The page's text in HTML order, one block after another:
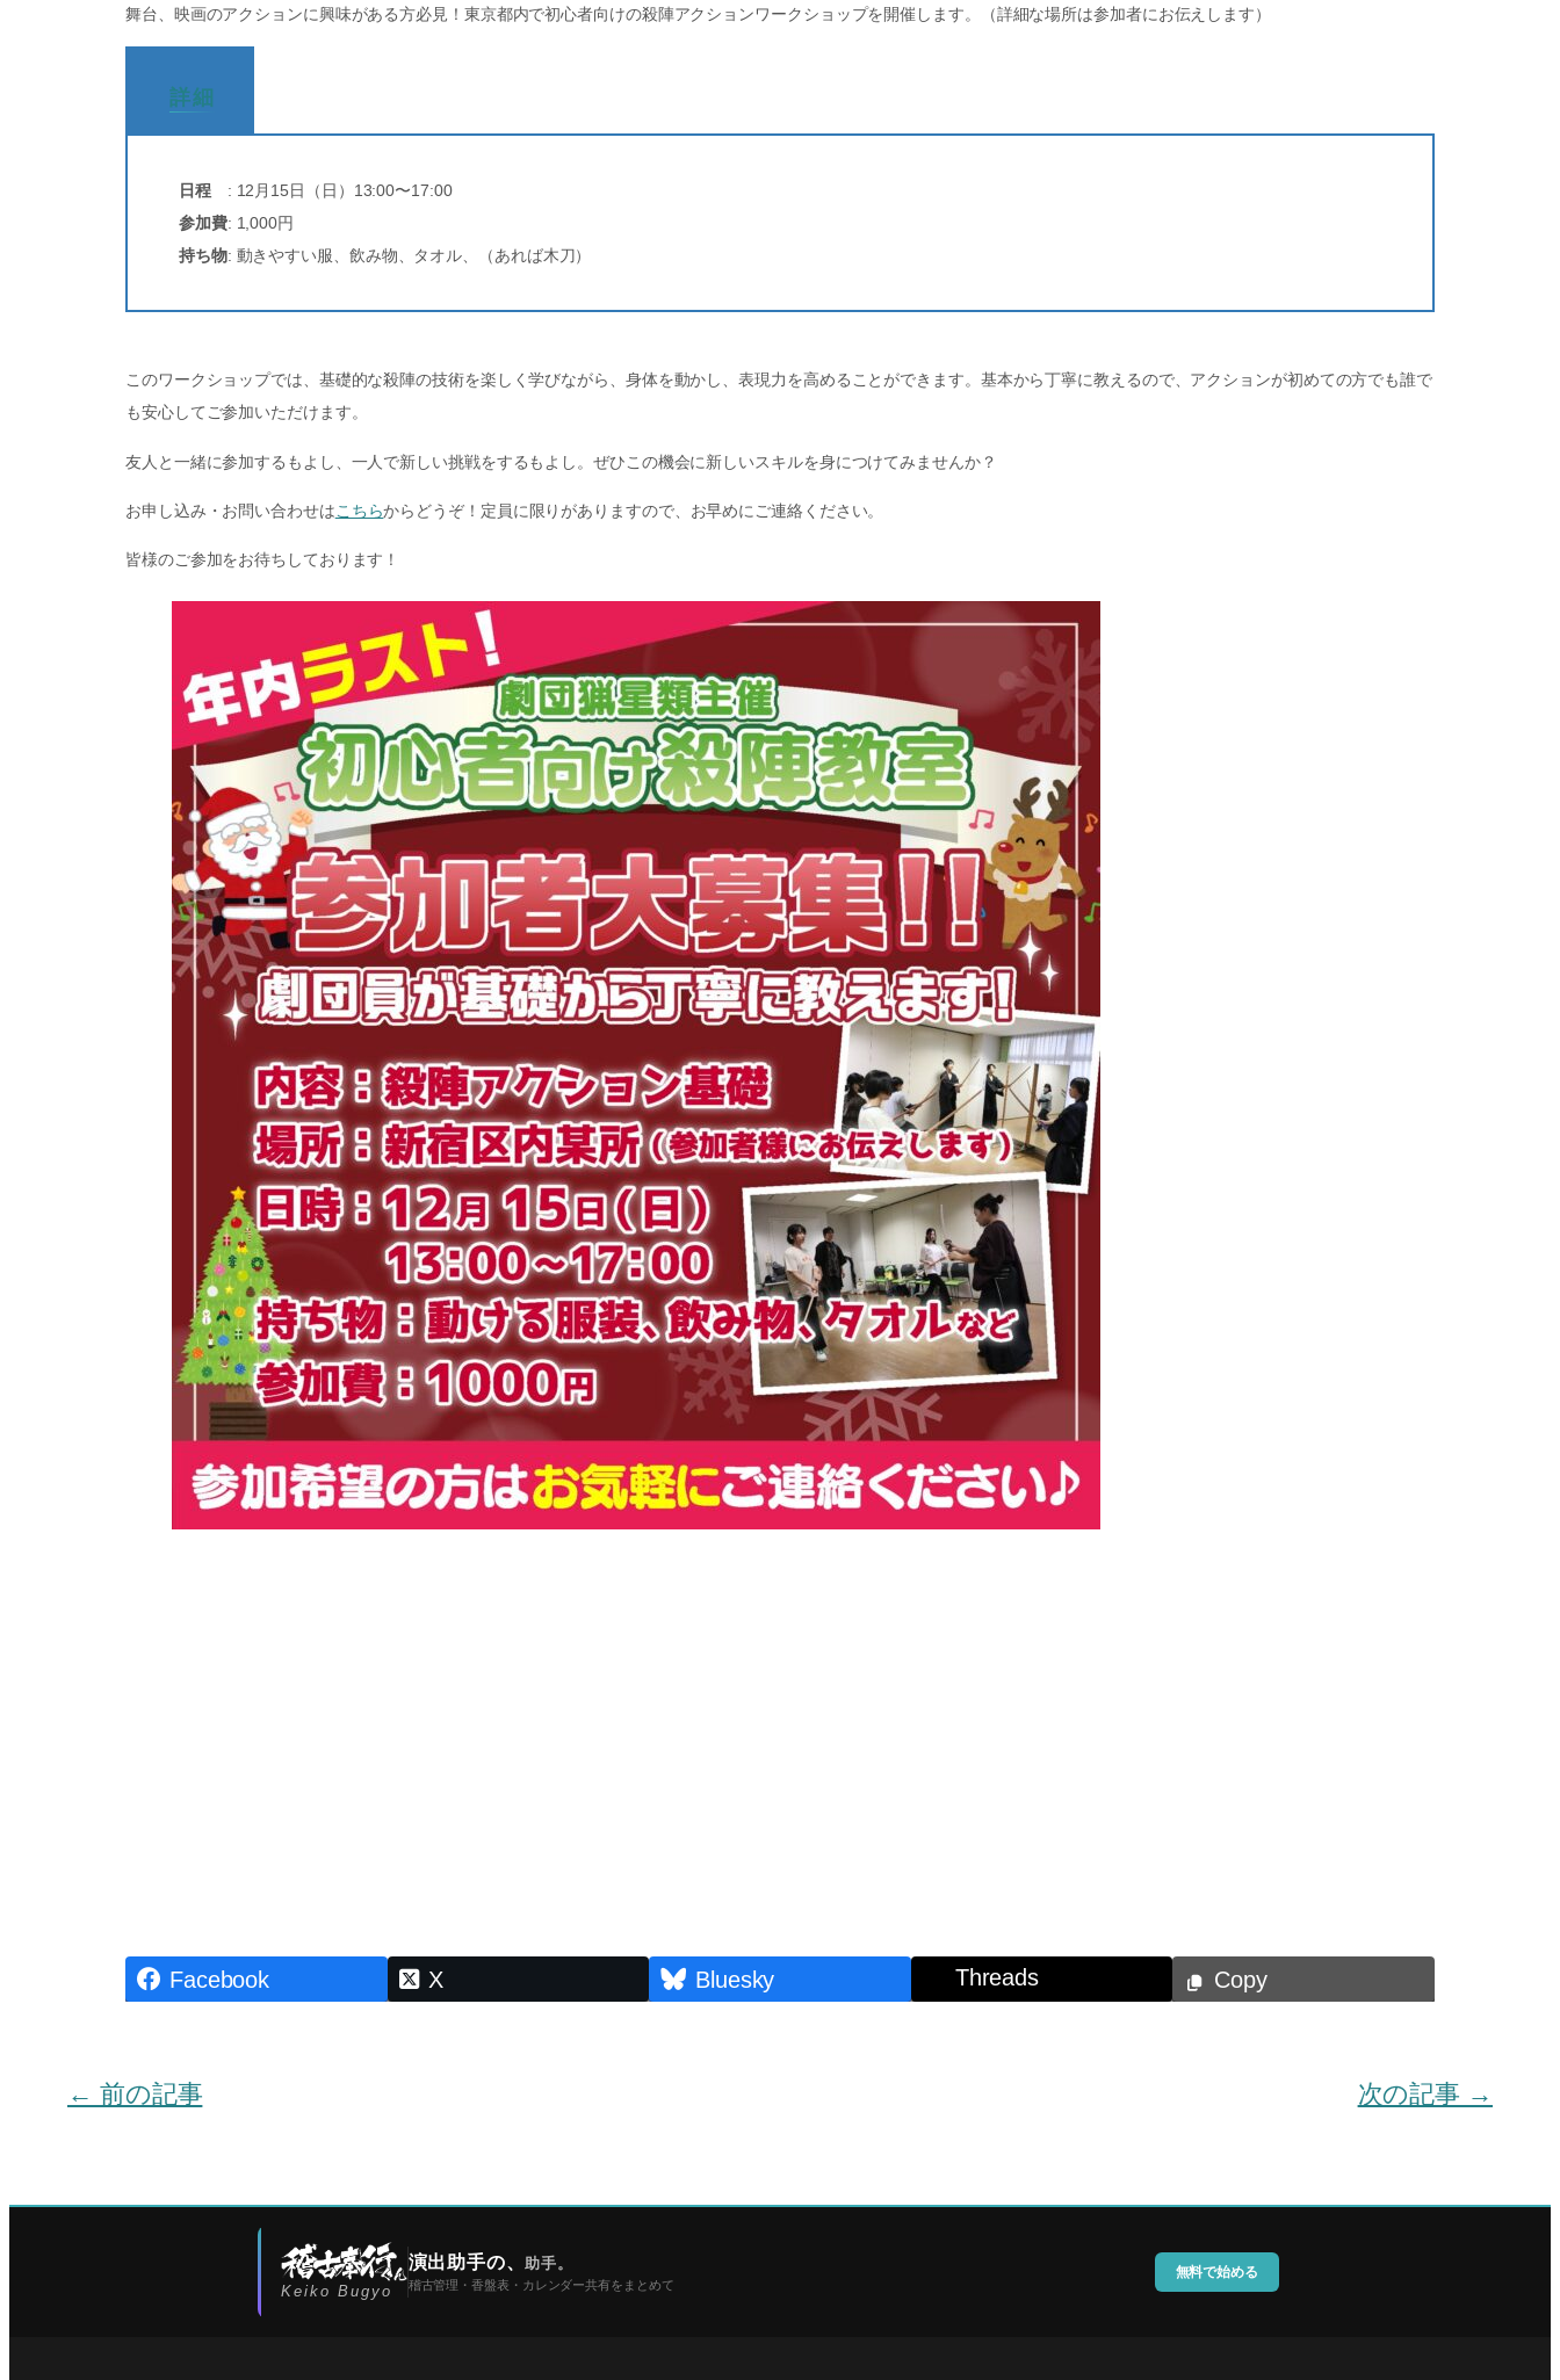
舞台、映画のアクションに興味がある方必見！東京都内で初心者向けの殺陣アクションワークショップを開催します。（詳細な場所は参加者にお伝えします）
詳細
日程: 12月15日（日）13:00〜17:00
参加費: 1,000円
持ち物: 動きやすい服、飲み物、タオル、（あれば木刀）
このワークショップでは、基礎的な殺陣の技術を楽しく学びながら、身体を動かし、表現力を高めることができます。基本から丁寧に教えるので、アクションが初めての方でも誰で
も安心してご参加いただけます。
友人と一緒に参加するもよし、一人で新しい挑戦をするもよし。ぜひこの機会に新しいスキルを身につけてみませんか？
お申し込み・お問い合わせはこちらからどうぞ！定員に限りがありますので、お早めにご連絡ください。
皆様のご参加をお待ちしております！
Facebook X Bluesky Threads Copy
← 前の記事 次の記事 →
Keiko Bugyo
演出助手の、 助手。
稽古管理・香盤表・カレンダー共有をまとめて
無料で始める